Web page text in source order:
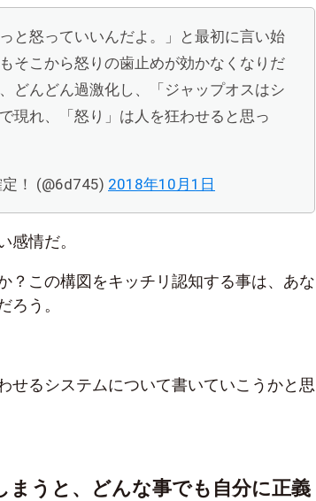
と怒っていいんだよ。」と最初に言い始
そこから怒りの歯止めが効かなくなりだ
どんどん過激化し、「ジャップオスはシ
現れ、「怒り」は人を狂わせると思っ
！ (@6d745) 2018年10月1日
感情だ。
？この構図をキッチリ認知する事は、あな
ろう。
せるシステムについて書いていこうかと思
まうと、どんな事でも自分に正義